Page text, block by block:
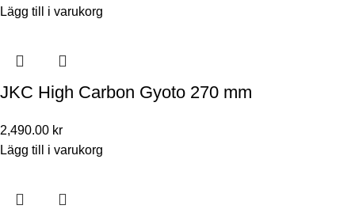
Lägg till i varukorg
JKC High Carbon Gyoto 270 mm
2,490.00 kr
Lägg till i varukorg